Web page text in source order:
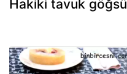
Hakiki tavuk göğsü